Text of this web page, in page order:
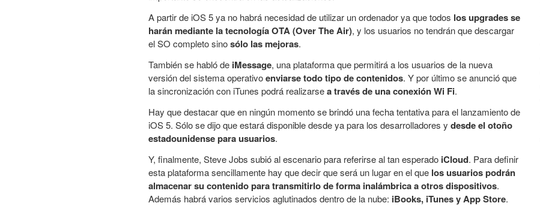
A partir de iOS 5 ya no habrá necesidad de utilizar un ordenador ya que todos los upgrades se
harán mediante la tecnología OTA (Over The Air), y los usuarios no tendrán que descargar
el SO completo sinosólo las mejoras.
También se habló de iMessage, una plataforma que permitirá a los usuarios de la nueva
versión del sistema operativoenviarse todo tipo de contenidos. Y por último se anunció que
la sincronización con iTunes podrá realizarsea través de una conexión Wi Fi.
Hay que destacar que en ningún momento se brindó una fecha tentativa para el lanzamiento de
iOS 5. Sólo se dijo que estará disponible desde ya para los desarrolladores y desde el otoño
estadounidense para usuarios.
Y, finalmente, Steve Jobs subió al escenario para referirse al tan esperado iCloud. Para definir
esta plataforma sencillamente hay que decir que será un lugar en el que los usuarios podrán
almacenar su contenido para transmitirlo de forma inalámbrica a otros dispositivos.
Además habrá varios servicios aglutinados dentro de la nube: iBooks, iTunes y App Store.